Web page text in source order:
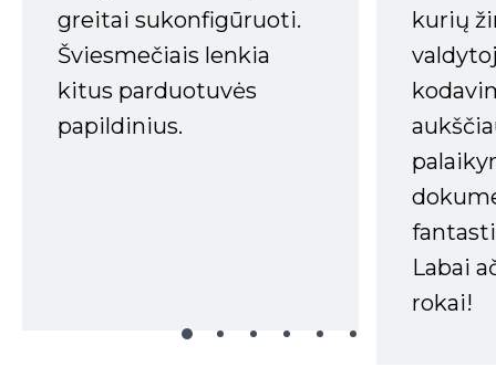
greitai sukonfigūruoti.
Šviesmečiais lenkia
kitus parduotuvės
papildinius.
kurių
Labai
rokai!